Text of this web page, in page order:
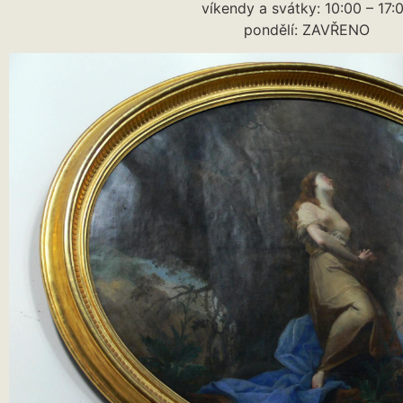
víkendy a svátky: 10:00 –
pondělí: ZAVŘENO